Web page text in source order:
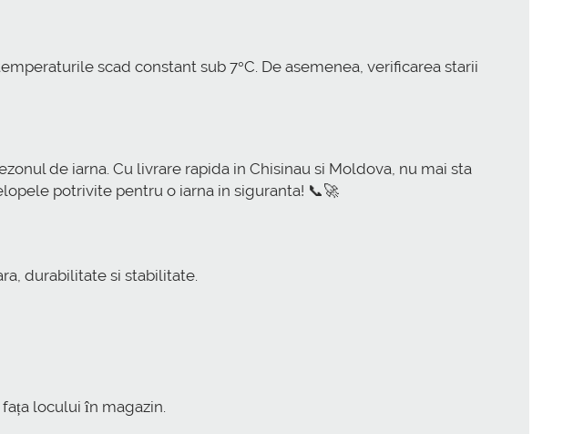
scad constant sub 7°C. De asemenea, verificarea starii
de iarna. Cu livrare rapida in Chisinau si Moldova, nu mai sta
potrivite pentru o iarna in siguranta! 📞🚀
durabilitate si stabilitate.
locului în magazin.